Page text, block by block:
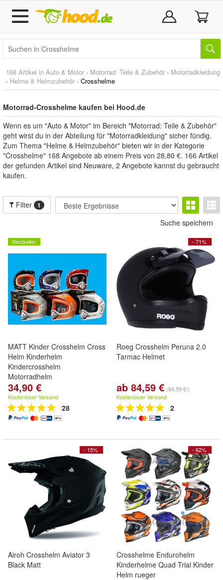
168 Artikel in Auto & Motor › Motorrad: Teile & Zubehör › Motorradkleidung
› Helme & Helmzubehör › Crosshelme
Motorrad-Crosshelme kaufen bei Hood.de
Wenn es um "Auto & Motor" im Bereich "Motorrad: Teile & Zubehör"
geht wirst du in der Abteilung für "Motorradkleidung" sicher fündig.
Zum Thema "Helme & Helmzubehör" bieten wir in der Kategorie
"Crosshelme" 168 Angebote ab einem Preis von 28,80 €. 166 Artikel
der gefunden Artikel sind Neuware, 2 Angebote kannst du gebraucht
kaufen.
Filter 1
Suche speichern
Bestseller
MATT Kinder Crosshelm Cross
Helm Kinderhelm
Kindercrosshelm
Motorradhelm
34,90 €
Kostenloser Versand
28
- 71%
Roeg Crosshelm Peruna 2.0
Tarmac Helmet
ab 84,59 € (84,59 €/)
Kostenloser Versand
2
- 15%
Airoh Crosshelm Aviator 3
Black Matt
- 62%
Crosshelme Endurohelm
Kinderhelme Quad Trial Kinder
Helm rueger